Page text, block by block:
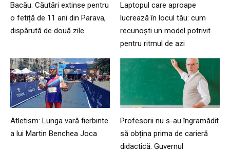
Bacău: Căutări extinse pentru
o fetiță de 11 ani din Parava,
dispărută de două zile
Laptopul care aproape
lucrează în locul tău: cum
recunoști un model potrivit
pentru ritmul de azi
Atletism: Lunga vară fierbinte
a lui Martin Benchea Joca
Profesorii nu s-au îngramădit
să obțina prima de carieră
didactică. Guvernul